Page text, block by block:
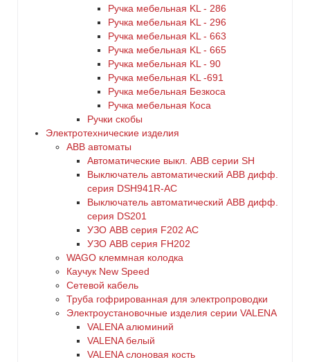
Ручка мебельная KL - 286
Ручка мебельная KL - 296
Ручка мебельная KL - 663
Ручка мебельная KL - 665
Ручка мебельная KL - 90
Ручка мебельная KL -691
Ручка мебельная Безкоса
Ручка мебельная Коса
Ручки скобы
Электротехнические изделия
ABB автоматы
Автоматические выкл. ABB серии SH
Выключатель автоматический ABB дифф.
серия DSH941R-AC
Выключатель автоматический АВВ дифф.
серия DS201
УЗО ABB серия F202 AC
УЗО АВВ серия FH202
WAGO клеммная колодка
Каучук New Speed
Сетевой кабель
Труба гофрированная для электропроводки
Электроустановочные изделия серии VALENA
VALENA алюминий
VALENA белый
VALENA слоновая кость